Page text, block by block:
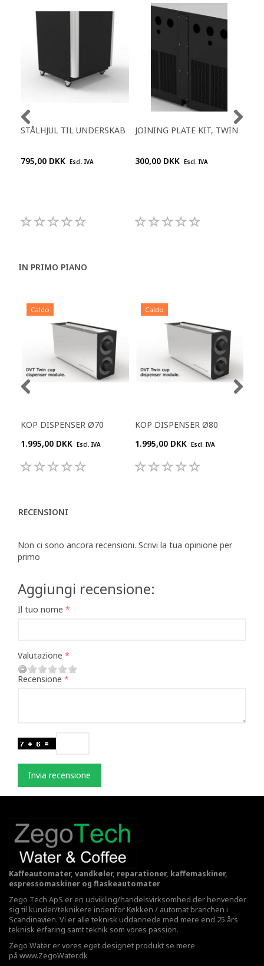
STÅLHJUL TIL UNDERSKAB
795,00 DKK Escl. IVA
JOINING PLATE KIT, TWIN
300,00 DKK Escl. IVA
IN PRIMO PIANO
Caldo
KOP DISPENSER Ø70
1.995,00 DKK Escl. IVA
Caldo
KOP DISPENSER Ø80
1.995,00 DKK Escl. IVA
RECENSIONI
Non ci sono ancora recensioni. Scrivi la tua opinione per
primo
Aggiungi recensione:
Il tuo nome
Valutazione
Recensione
Invia recensione
Kaffeautomater, vandkøler, reparationer, kaffemaskiner,
espressomaskiner og flaskeautomater
Zego Tech ApS er en udvikling/handelsvirksomhed der henvender
sig til kunder/teknikere indenfor Køkken / automat branchen i
Scandinavien. Vi er alle teknisk uddannede med mere end 25 års
teknisk erfaring samt teknik som vores passion.
Zego Water er vores eget designet produkt se mere
på www.ZegoWater.dk